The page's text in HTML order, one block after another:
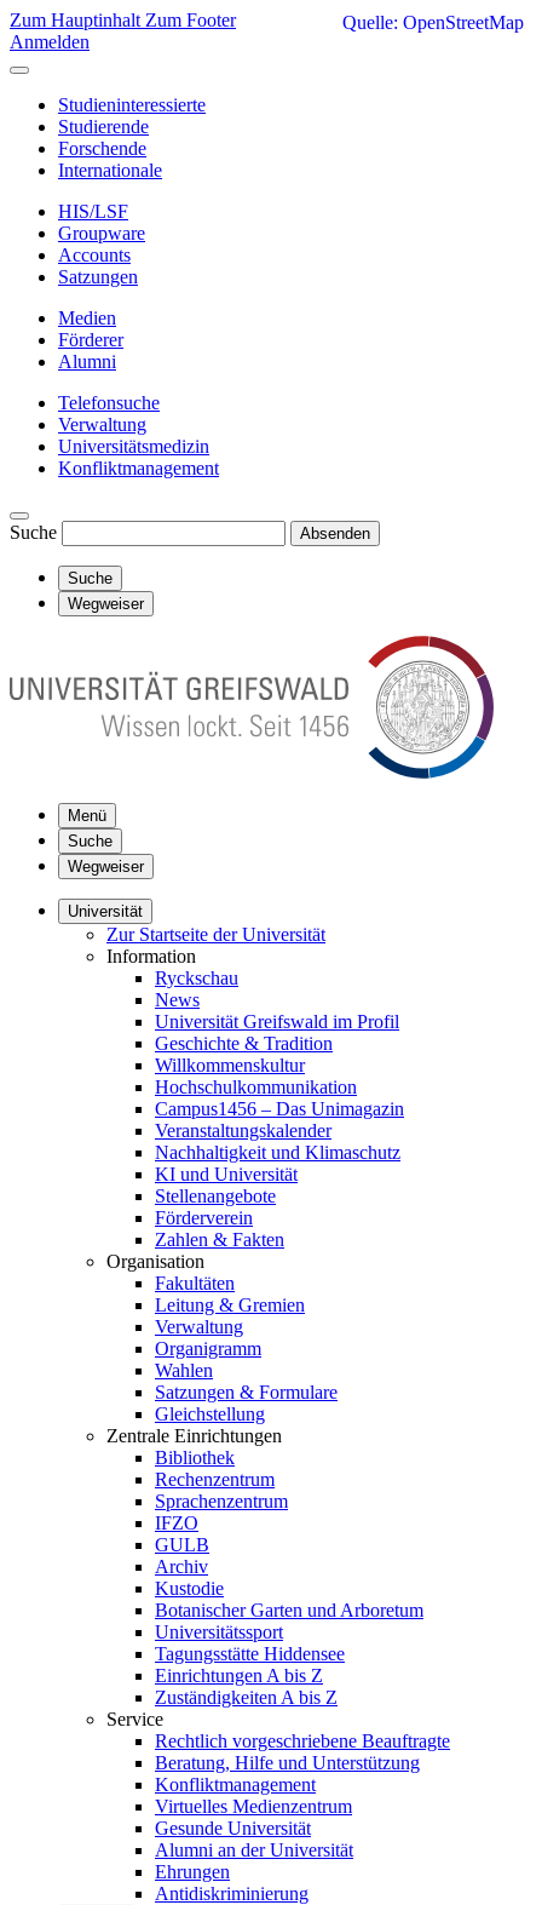
Zum Hauptinhalt Zum Footer
Anmelden
Studieninteressierte
Studierende
Forschende
Internationale
HIS/LSF
Groupware
Accounts
Satzungen
Medien
Förderer
Alumni
Telefonsuche
Verwaltung
Universitätsmedizin
Konfliktmanagement
Suche Absenden
Suche
Wegweiser
Menü
Suche
Wegweiser
Universität
Zur Startseite der Universität
Information
Ryckschau
News
Universität Greifswald im Profil
Geschichte & Tradition
Willkommenskultur
Hochschulkommunikation
Campus1456 – Das Unimagazin
Veranstaltungskalender
Nachhaltigkeit und Klimaschutz
KI und Universität
Stellenangebote
Förderverein
Zahlen & Fakten
Organisation
Fakultäten
Leitung & Gremien
Verwaltung
Organigramm
Wahlen
Satzungen & Formulare
Gleichstellung
Zentrale Einrichtungen
Bibliothek
Rechenzentrum
Sprachenzentrum
IFZO
GULB
Archiv
Kustodie
Botanischer Garten und Arboretum
Universitätssport
Tagungsstätte Hiddensee
Einrichtungen A bis Z
Zuständigkeiten A bis Z
Service
Rechtlich vorgeschriebene Beauftragte
Beratung, Hilfe und Unterstützung
Konfliktmanagement
Virtuelles Medienzentrum
Gesunde Universität
Alumni an der Universität
Ehrungen
Antidiskriminierung
Quelle: OpenStreetMap